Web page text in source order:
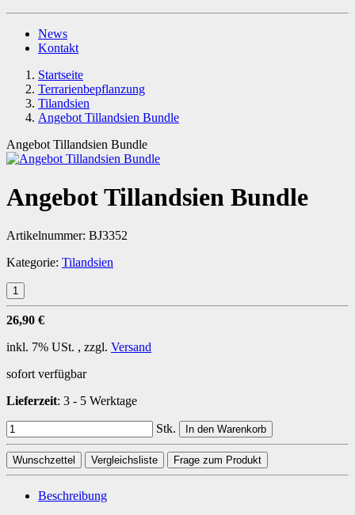
News
Kontakt
Startseite
Terrarienbepflanzung
Tilandsien
Angebot Tillandsien Bundle
Angebot Tillandsien Bundle
Angebot Tillandsien Bundle
Artikelnummer: BJ3352
Kategorie: Tilandsien
26,90 €
inkl. 7% USt. , zzgl. Versand
sofort verfügbar
Lieferzeit: 3 - 5 Werktage
Stk. In den Warenkorb
Wunschzettel Vergleichsliste Frage zum Produkt
Beschreibung